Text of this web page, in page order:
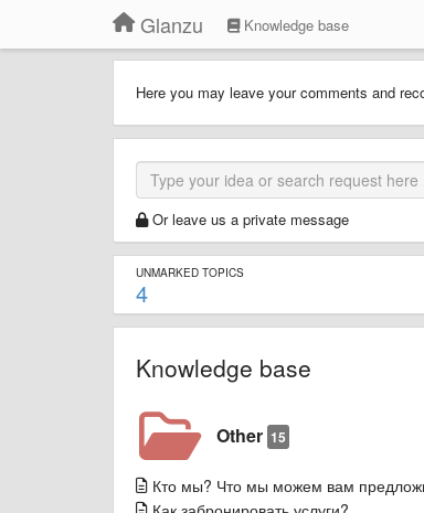
Glanzu Knowledge base
Here you may leave your comments and
Or leave us a private message
UNMARKED TOPICS
4
Knowledge base
Other 15
Кто мы? Что мы можем вам